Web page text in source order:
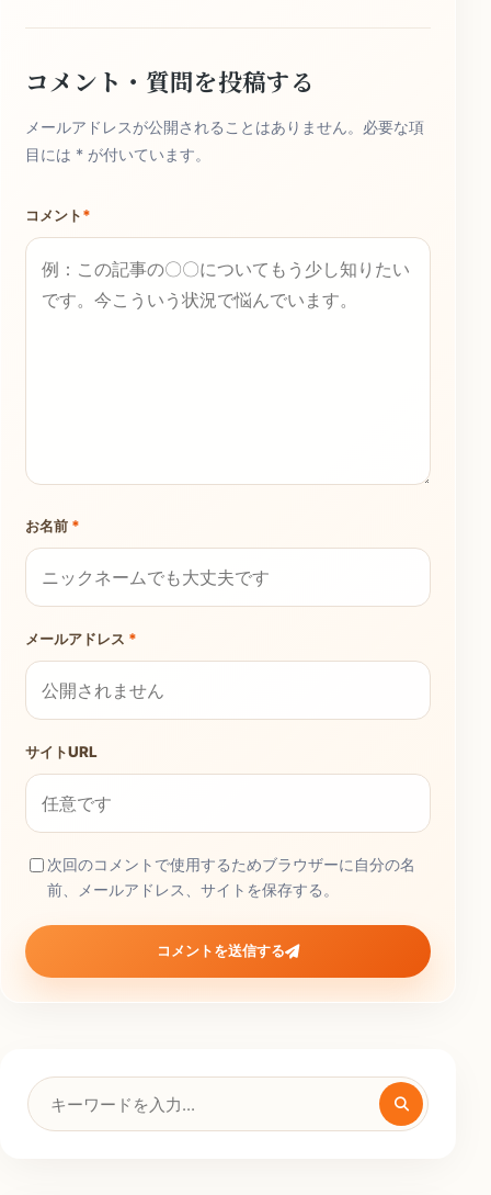
コメント・質問を投稿する
メールアドレスが公開されることはありません。必要な項
目には * が付いています。
コメント*
お名前 *
メールアドレス *
サイトURL
次回のコメントで使用するためブラウザーに自分の名
前、メールアドレス、サイトを保存する。
コメントを送信する
検
索